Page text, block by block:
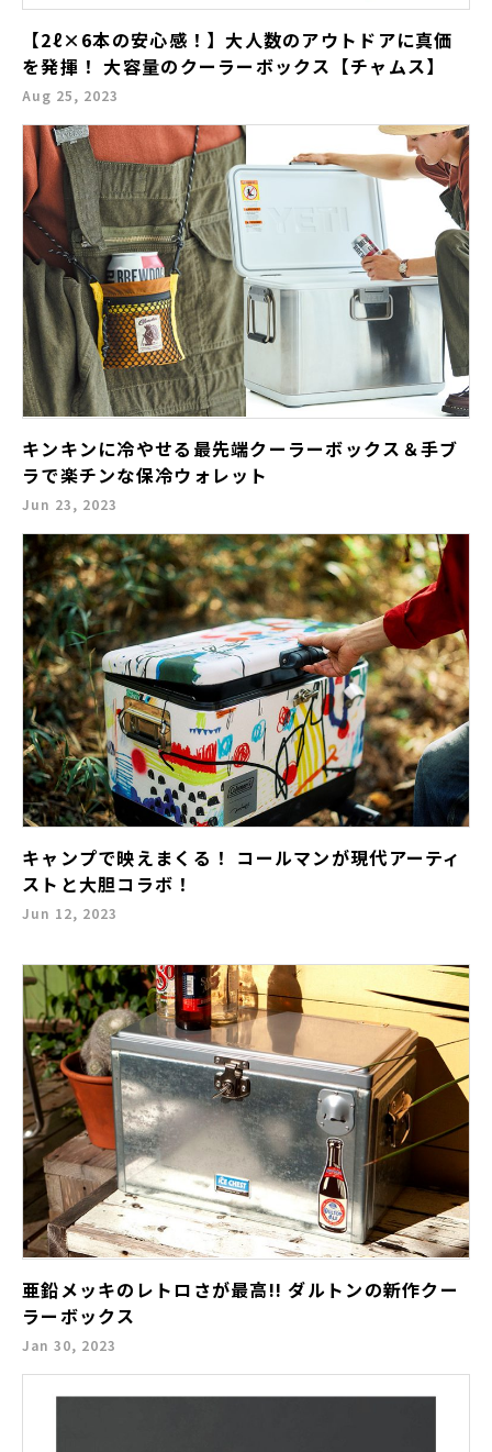
【2ℓ×6本の安心感！】大人数のアウトドアに真価
を発揮！ 大容量のクーラーボックス【チャムス】
Aug 25, 2023
キンキンに冷やせる最先端クーラーボックス＆手ブ
ラで楽チンな保冷ウォレット
Jun 23, 2023
キャンプで映えまくる！ コールマンが現代アーティ
ストと大胆コラボ！
Jun 12, 2023
亜鉛メッキのレトロさが最高!! ダルトンの新作クー
ラーボックス
Jan 30, 2023